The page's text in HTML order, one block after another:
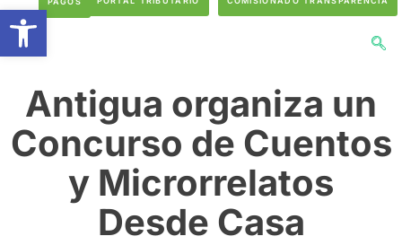
Antigua organiza un
Concurso de Cuentos
y Microrrelatos
Desde Casa
Abrir barra de herramientas